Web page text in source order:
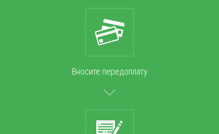
Вносите передоплату